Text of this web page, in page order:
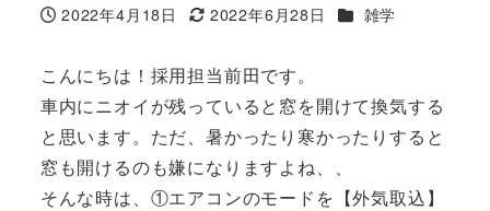
投稿日
2022年4月18日
更新日
2022年6月28日 カテゴリー
雑学
こんにちは！採用担当前田です。
車内にニオイが残っていると窓を開けて換気する
と思います。ただ、暑かったり寒かったりすると
窓も開けるのも嫌になりますよね、、
そんな時は、①エアコンのモードを【外気取込】